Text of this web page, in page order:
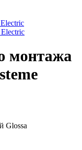
монтажа